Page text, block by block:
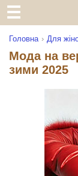
Головна Для
Мода на
зими 2025